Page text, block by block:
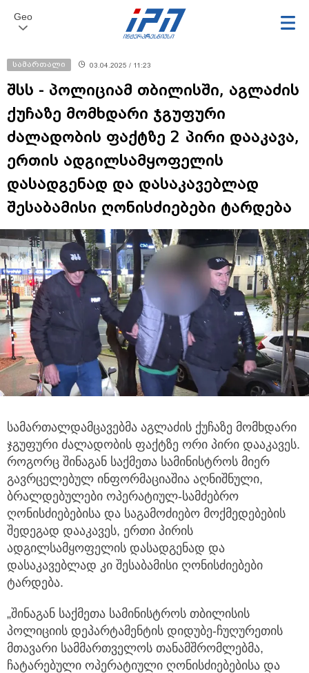
Geo
სამართალი 03.04.2025 / 11:23
შსს - პოლიციამ თბილისში, აგლაძის
ქუჩაზე მომხდარი ჯგუფური
ძალადობის ფაქტზე 2 პირი დააკავა,
ერთის ადგილსამყოფელის
დასადგენად და დასაკავებლად
შესაბამისი ღონისძიებები ტარდება
სამართალდამცავებმა აგლაძის ქუჩაზე მომხდარი
ჯგუფური ძალადობის ფაქტზე ორი პირი დააკავეს.
როგორც შინაგან საქმეთა სამინისტროს მიერ
გავრცელებულ ინფორმაციაშია აღნიშნული,
ბრალდებულები ოპერატიულ-სამძებრო
ღონისძიებებისა და საგამოძიებო მოქმედებების
შედეგად დააკავეს, ერთი პირის
ადგილსამყოფელის დასადგენად და
დასაკავებლად კი შესაბამისი ღონისძიებები
ტარდება.
„შინაგან საქმეთა სამინისტროს თბილისის
პოლიციის დეპარტამენტის დიდუბე-ჩუღურეთის
მთავარი სამმართველოს თანამშრომლებმა,
ჩატარებული ოპერატიული ღონისძიებებისა და